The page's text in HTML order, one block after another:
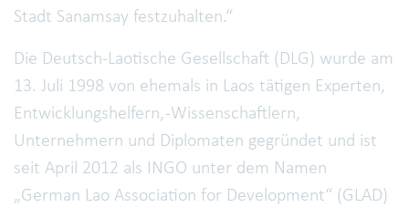
Stadt Sanamsay festzuhalten.“
Die Deutsch-Laotische Gesellschaft (DLG) wurde am
13. Juli 1998 von ehemals in Laos tätigen Experten,
Entwicklungshelfern, -Wissenschaftlern,
Unternehmern und Diplomaten gegründet und ist
seit April 2012 als INGO unter dem Namen
„German Lao Association for Development“ (GLAD)